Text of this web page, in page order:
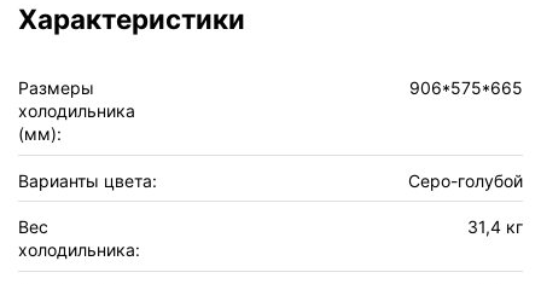
Характеристики
Размеры
холодильника
(мм):
906*575*665
Варианты цвета: Серо-голубой
Вес
холодильника:
31,4 кг